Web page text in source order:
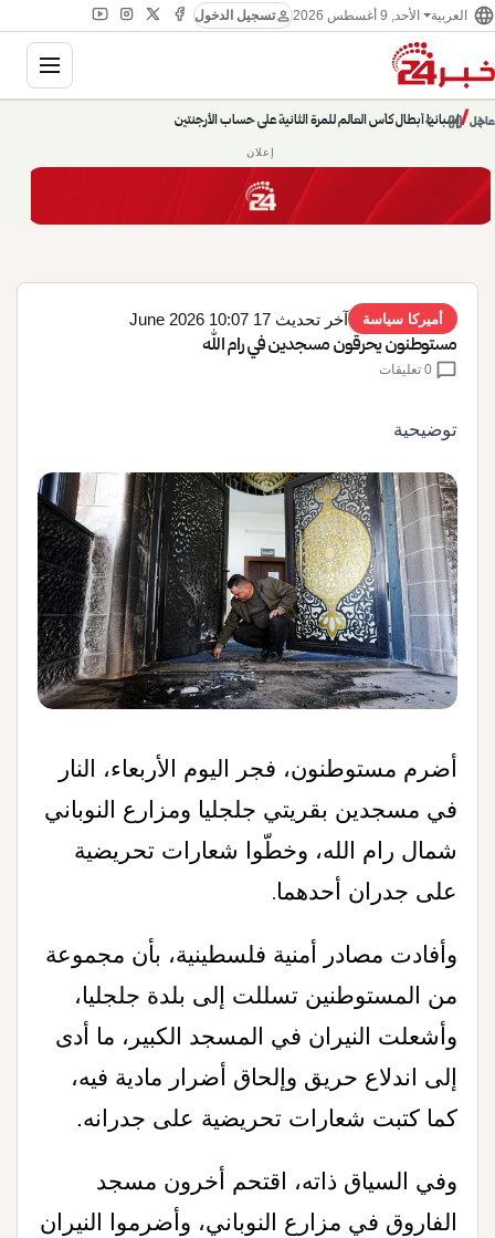
language العربية الأحد, 9 أغسطس 2026 personتسجيل الدخول
عاجل/إسبانيا أبطال كأس العالم للمرة الثانية على حساب الأرجنتين
chevron_right
pause
chevron_left
إعلان
أميركا سياسة آخر تحديث 17 June 2026 10:07
مستوطنون يحرقون مسجدين في رام الله
chat_bubble
توضيحية
أضرم مستوطنون، فجر اليوم الأربعاء، النار
في مسجدين بقريتي جلجليا ومزارع النوباني
شمال رام الله، وخطّوا شعارات تحريضية
على جدران أحدهما.
وأفادت مصادر أمنية فلسطينية، بأن مجموعة
من المستوطنين تسللت إلى بلدة جلجليا،
وأشعلت النيران في المسجد الكبير، ما أدى
إلى اندلاع حريق وإلحاق أضرار مادية فيه،
كما كتبت شعارات تحريضية على جدرانه.
وفي السياق ذاته، اقتحم أخرون مسجد
الفاروق في مزارع النوباني، وأضرموا النيران